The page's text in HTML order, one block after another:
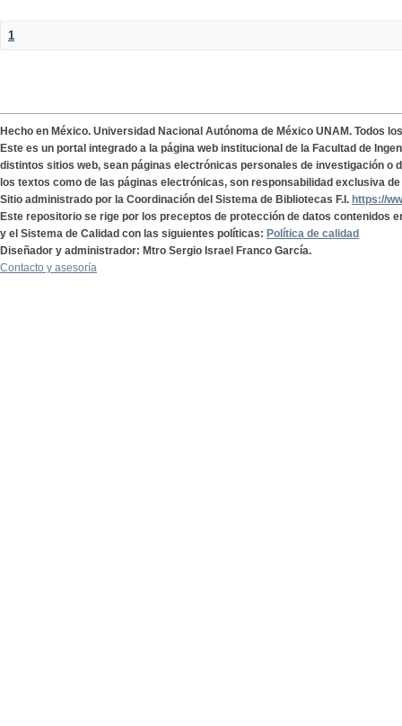
1
Hecho en México. Universidad Nacional Autónoma de México UNAM. Todos
Este es un portal integrado a la página web institucional de la Facultad de
distintos sitios web, sean páginas electrónicas personales de investigación o
los textos como de las páginas electrónicas, son responsabilidad exclusiva
Sitio administrado por la Coordinación del Sistema de Bibliotecas F.I. https://
Este repositorio se rige por los preceptos de protección de datos contenidos
y el Sistema de Calidad con las siguientes políticas: Política de calidad
Diseñador y administrador: Mtro Sergio Israel Franco García.
Contacto y asesoría